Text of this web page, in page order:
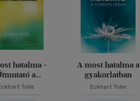
hatalma -
a
Tolle
A most hatalma a
gyakorlatban
Eckhart Tolle